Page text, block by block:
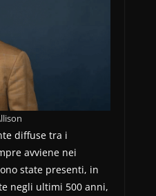
diffuse tra i
avviene nei
state presenti, in
negli ultimi 500 anni,